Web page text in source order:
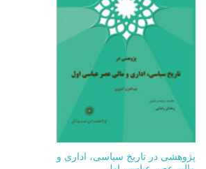
پژوهشی در تاریخ سیاسی، اداری و